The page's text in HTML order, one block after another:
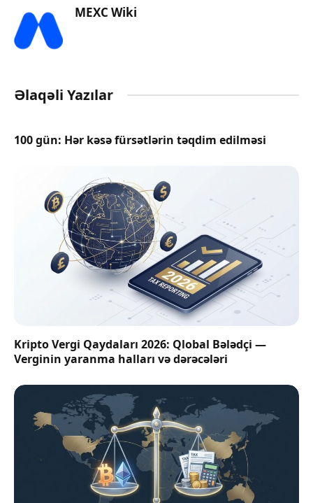
MEXC Wiki
Əlaqəli Yazılar
100 gün: Hər kəsə fürsətlərin təqdim edilməsi
Kripto Vergi Qaydaları 2026: Qlobal Bələdçi —
Verginin yaranma halları və dərəcələri